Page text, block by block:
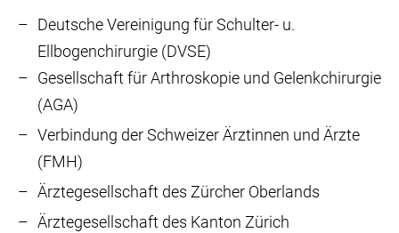
Deutsche Vereinigung für Schulter- u.
Ellbogenchirurgie (DVSE)
Gesellschaft für Arthroskopie und Gelenkchirurgie
(AGA)
Verbindung der Schweizer Ärztinnen und Ärzte
(FMH)
Ärztegesellschaft des Zürcher Oberlands
Ärztegesellschaft des Kanton Zürich